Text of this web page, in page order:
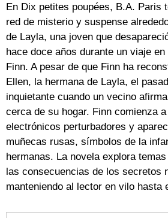
En Dix petites poupées, B.A. Paris
red de misterio y suspense
de Layla, una joven que
hace doce años durante un viaje
Finn. A pesar de que Finn ha
Ellen, la hermana de Layla, el
inquietante cuando un vecino
cerca de su hogar. Finn comienza
electrónicos perturbadores y
muñecas rusas, símbolos de la
hermanas. La novela explora
las consecuencias de los secretos
manteniendo al lector en vilo hasta